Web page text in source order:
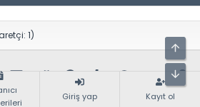
1)
LinkedInRedditPinterestTumblr WhatsApp
E-posta
Giriş yap Kayıt ol